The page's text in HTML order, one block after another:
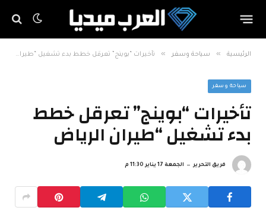
الرئيسية » سياحة وسفر » تأخيرات “بوينج” تعرقل خطط بدء تشغيل “طيران الرياض
سياحة وسفر
تأخيرات “بوينج” تعرقل خطط
بدء تشغيل “طيران الرياض
فريق التحرير الجمعة 17 يناير 11:30 م